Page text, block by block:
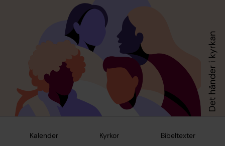
Kalender Kyrkor Bibeltexter